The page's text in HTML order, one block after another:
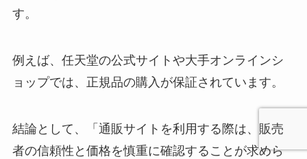
す。
例えば、任天堂の公式サイトや大手オンラインシ
ョップでは、正規品の購入が保証されています。
結論として、「通販サイトを利用する際は、販売
者の信頼性と価格を慎重に確認することが求めら